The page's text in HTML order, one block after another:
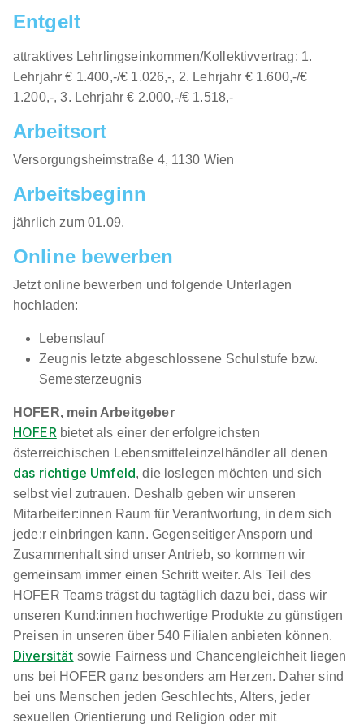
Straße 14, 1080 Wien
01.09.2026
1080 Wien
Lehrling im Einzelhandel (m/w/d)
Favoritenstraße 27 27a, 1040 Wien
01.09.2026
Lehrling im Einzelhandel (m/w/d) Marxergasse
29, 1030 Wien HOFER KG
01.09.2026
1030 Wien
90%
Eignung
Du bist noch unentschlossen?
Geh auf Nummer sicher mit unserem Berufswahltest.
Eignung checken und passende Stelle finden.
Entgelt
attraktives Lehrlingseinkommen/Kollektivvertrag: 1.
Lehrjahr € 1.400,-/€ 1.026,-, 2. Lehrjahr € 1.600,-/€
1.200,-, 3. Lehrjahr € 2.000,-/€ 1.518,-
Arbeitsort
​Versorgungsheimstraße 4, 1130 Wien​​
Arbeitsbeginn
jährlich zum 01.09.​
Online bewerben
Jetzt online bewerben und folgende Unterlagen
hochladen:
Lebenslauf
Zeugnis letzte abgeschlossene Schulstufe bzw.
Semesterzeugnis
HOFER, mein Arbeitgeber
HOFER bietet als einer der erfolgreichsten
österreichischen Lebensmitteleinzelhändler all denen
das richtige Umfeld, die loslegen möchten und sich
selbst viel zutrauen. Deshalb geben wir unseren
Mitarbeiter:innen Raum für Verantwortung, in dem sich
jede:r einbringen kann. Gegenseitiger Ansporn und
Zusammenhalt sind unser Antrieb, so kommen wir
gemeinsam immer einen Schritt weiter. Als Teil des
HOFER Teams trägst du tagtäglich dazu bei, dass wir
unseren Kund:innen hochwertige Produkte zu günstigen
Preisen in unseren über 540 Filialen anbieten können.
Diversität sowie Fairness und Chancengleichheit liegen
uns bei HOFER ganz besonders am Herzen. Daher sind
bei uns Menschen jeden Geschlechts, Alters, jeder
sexuellen Orientierung und Religion oder mit